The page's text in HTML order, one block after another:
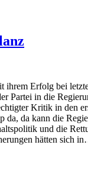
ihrem Erfolg bei
Partei in die
Kritik in den
da, da kann die
und die
hätten sich